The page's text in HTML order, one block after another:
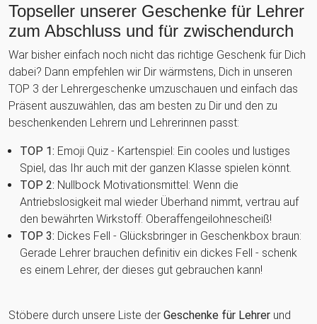
Topseller unserer Geschenke für Lehrer
zum Abschluss und für zwischendurch
War bisher einfach noch nicht das richtige Geschenk für Dich
dabei? Dann empfehlen wir Dir wärmstens, Dich in unseren
TOP 3 der Lehrergeschenke umzuschauen und einfach das
Präsent auszuwählen, das am besten zu Dir und den zu
beschenkenden Lehrern und Lehrerinnen passt:
TOP 1: Emoji Quiz - Kartenspiel: Ein cooles und lustiges
Spiel, das Ihr auch mit der ganzen Klasse spielen könnt.
TOP 2: Nullbock Motivationsmittel: Wenn die
Antriebslosigkeit mal wieder Überhand nimmt, vertrau auf
den bewährten Wirkstoff: Oberaffengeilohnescheiß!
TOP 3: Dickes Fell - Glücksbringer in Geschenkbox braun:
Gerade Lehrer brauchen definitiv ein dickes Fell - schenk
es einem Lehrer, der dieses gut gebrauchen kann!
Stöbere durch unsere Liste der Geschenke für Lehrer und